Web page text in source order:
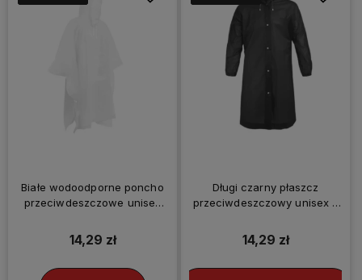
Białe wodoodporne poncho
przeciwdeszczowe unisex
14,29 zł
Długi czarny płaszcz
przeciwdeszczowy unisex z
14,29 zł